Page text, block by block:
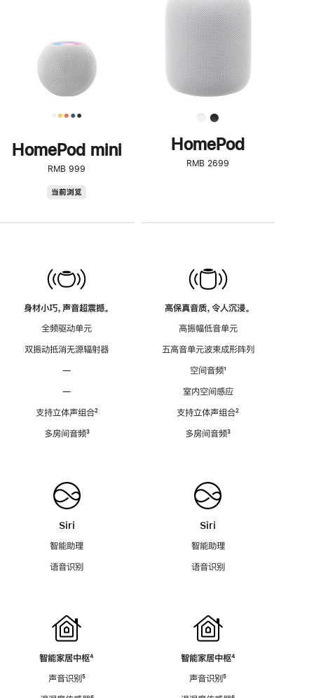
HomePod mini
RMB 999
当前浏览
身材小巧，声音超震撼。
全频驱动单元
双振动抵消无源辐射器
—
—
支持立体声组合脚
²
多房间音频脚
³
Siri
智能助理
语音识别
智能家居中枢脚
⁴
声音识别脚
⁵
了
解
HomePod<
HomePod
RMB 2699
高保真音质，令人沉浸。
高振幅低音单元
五高音单元波束成形阵列
空间音频脚
¹
室内空间感应
支持立体声组合脚
²
多房间音频脚
³
Siri
智能助理
语音识别
智能家居中枢脚
⁴
声音识别脚
⁵